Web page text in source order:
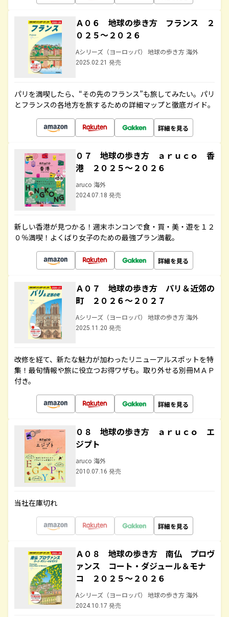
Ａ０６ 地球の歩き方 フランス ２
０２５～２０２６
Aシリーズ（ヨーロッパ） 地球の歩き方 海外
2025.02.21 発売
パリを満喫したら、“その先のフランス”も旅してみたい。パリ
とフランスの各地方を旅するための詳細マップと徹底ガイド。
詳細を見る
０７ 地球の歩き方 ａｒｕｃｏ 香
港 ２０２５～２０２６
aruco 海外
2024.07.18 発売
新しい香港が見つかる！週末ホンコンで食・買・美・遊を１２
０％満喫！よくばり女子のための最強プラン満載。
詳細を見る
Ａ０７ 地球の歩き方 パリ＆近郊の
町 ２０２６～２０２７
Aシリーズ（ヨーロッパ） 地球の歩き方 海外
2025.11.20 発売
改修を経て、新たな魅力が加わったリニューアルスポットを特
集！最旬情報や旅に役立つお得ワザも。取り外せる別冊ＭＡＰ
付き。
詳細を見る
０８ 地球の歩き方 ａｒｕｃｏ エ
ジプト
aruco 海外
2010.07.16 発売
当社在庫切れ
詳細を見る
Ａ０８ 地球の歩き方 南仏 プロヴ
ァンス コート・ダジュール＆モナ
コ ２０２５～２０２６
Aシリーズ（ヨーロッパ） 地球の歩き方 海外
2024.10.17 発売